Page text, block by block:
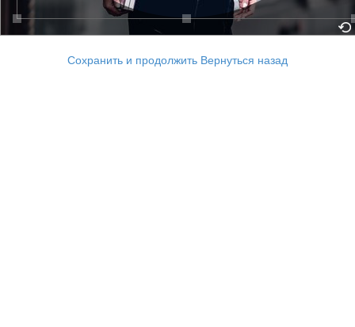
Сохранить и продолжить Вернуться назад